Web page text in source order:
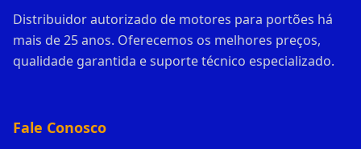
Distribuidor autorizado de motores para portões há
mais de 25 anos. Oferecemos os melhores preços,
qualidade garantida e suporte técnico especializado.
Fale Conosco